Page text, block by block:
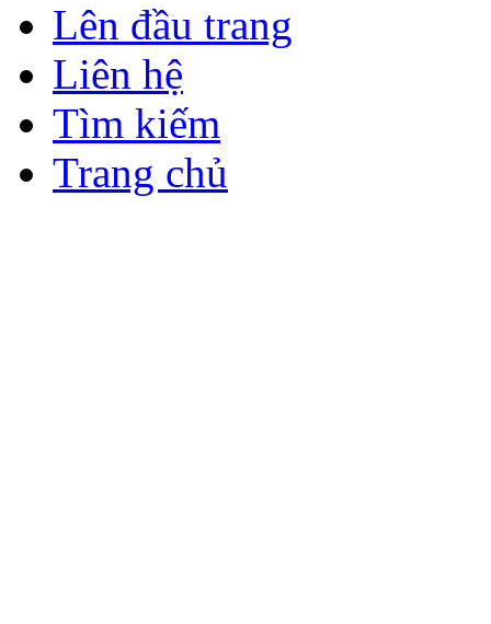
Lên đầu trang
Liên hệ
Tìm kiếm
Trang chủ